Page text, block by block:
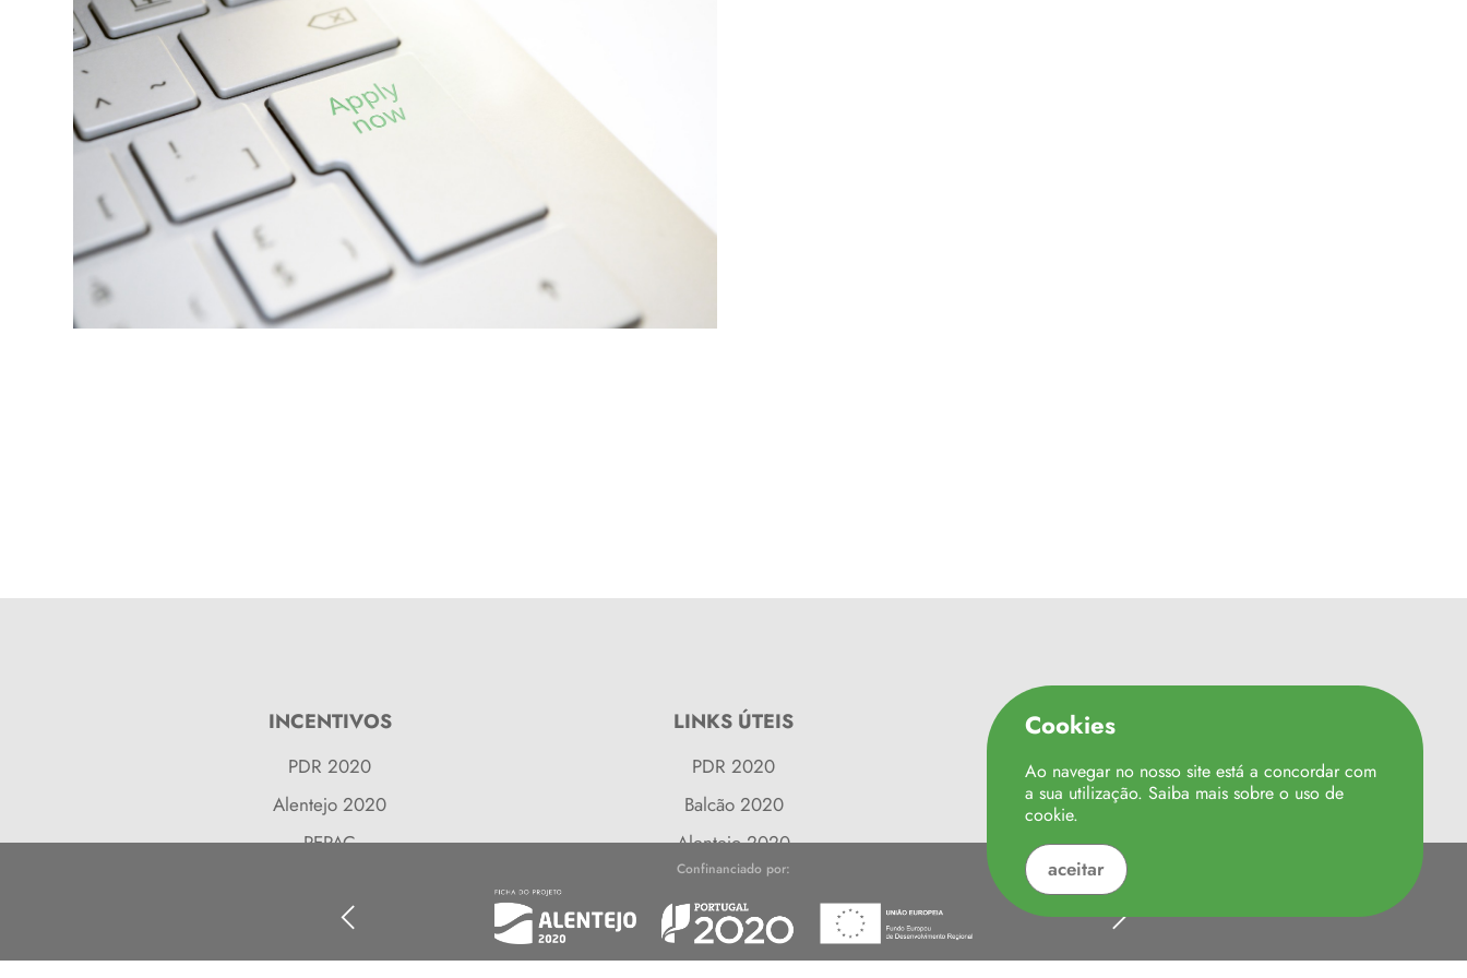
Contactos
INCENTIVOS
PDR 2020
Alentejo 2020
PEPAC
LINKS ÚTEIS
PDR 2020
Balcão 2020
Alentejo 2020
Balcão do Fundos
CULTURA
Federação "Minha Terra"
Turismo de Portugal
Caminhos do ribatejo
Locais a Visitar
Cookies
Ao navegar no nosso site está a concordar com
a sua utilização. Saiba mais sobre o uso de
cookie.
aceitar
Confinanciado por: